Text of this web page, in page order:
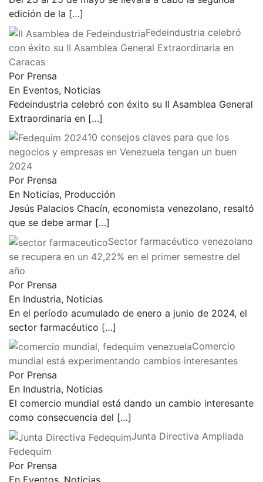
edición de la […]
Fedeindustria celebró
con éxito su II Asamblea General Extraordinaria en
Caracas
Por Prensa
En Eventos, Noticias
Fedeindustria celebró con éxito su II Asamblea General
Extraordinaria en […]
10 consejos claves para que los
negocios y empresas en Venezuela tengan un buen
2024
Por Prensa
En Noticias, Producción
Jesús Palacios Chacín, economista venezolano, resaltó
que se debe armar […]
Sector farmacéutico venezolano
se recupera en un 42,22% en el primer semestre del
año
Por Prensa
En Industria, Noticias
En el período acumulado de enero a junio de 2024, el
sector farmacéutico […]
Comercio
mundial está experimentando cambios interesantes
Por Prensa
En Industria, Noticias
El comercio mundial está dando un cambio interesante
como consecuencia del […]
Junta Directiva Ampliada
Fedequim
Por Prensa